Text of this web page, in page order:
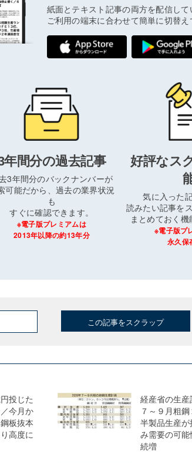
紙面とテキスト記事の両方を配信して
ご利用の端末に合わせて簡単に切替え
年間分の過去記事
3年間分のバックナンバーが
可能だから、過去の業界状況
も
すぐに確認できます。
※電子版プレミアムは
2013年以降の約13年分
好評なス
気に入った
読みたい記事を
まとめておく機
※電子版プ
永久保
この記事をスクラップ
投じた
今月か
板抜本
高度に
経産省の生
７～９月粗
半製品生産
み需要の可
続増